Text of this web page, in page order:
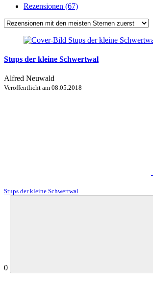
Rezensionen (67)
Stups der kleine Schwertwal
Alfred Neuwald
Veröffentlicht am 08.05.2018
Stups der kleine Schwertwal
0